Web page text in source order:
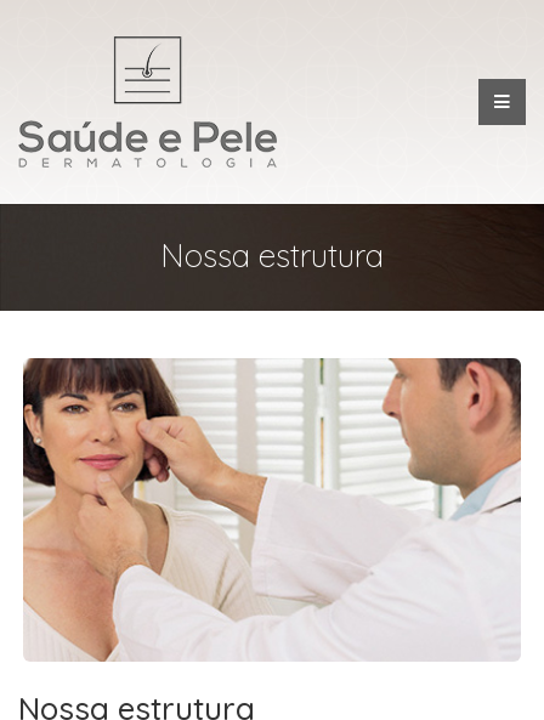
Nossa estrutura
Nossa estrutura